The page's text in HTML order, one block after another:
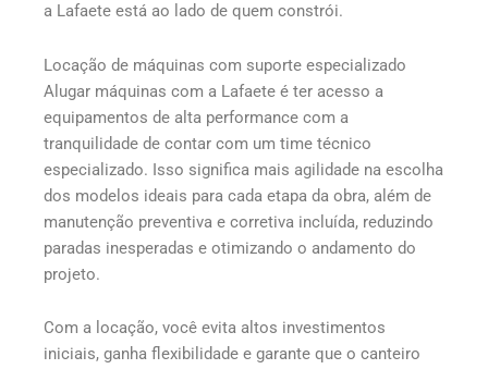
a Lafaete está ao lado de quem constrói.
Locação de máquinas com suporte especializado
Alugar máquinas com a Lafaete é ter acesso a
equipamentos de alta performance com a
tranquilidade de contar com um time técnico
especializado. Isso significa mais agilidade na escolha
dos modelos ideais para cada etapa da obra, além de
manutenção preventiva e corretiva incluída, reduzindo
paradas inesperadas e otimizando o andamento do
projeto.
Com a locação, você evita altos investimentos
iniciais, ganha flexibilidade e garante que o canteiro